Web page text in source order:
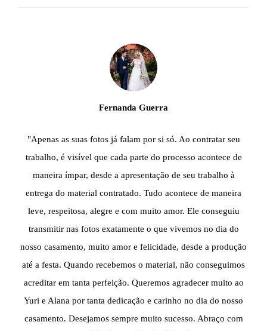
"Apenas as suas fotos já falam por si só. Ao contratar seu
trabalho, é visível que cada parte do processo acontece de
maneira ímpar, desde a apresentação de seu trabalho à
entrega do material contratado. Tudo acontece de maneira
leve, respeitosa, alegre e com muito amor. Ele conseguiu
transmitir nas fotos exatamente o que vivemos no dia do
nosso casamento, muito amor e felicidade, desde a produção
até a festa. Quando recebemos o material, não conseguimos
acreditar em tanta perfeição. Queremos agradecer muito ao
Yuri e Alana por tanta dedicação e carinho no dia do nosso
casamento. Desejamos sempre muito sucesso. Abraço com
Fernanda Guerra